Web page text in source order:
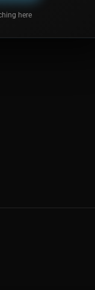
here